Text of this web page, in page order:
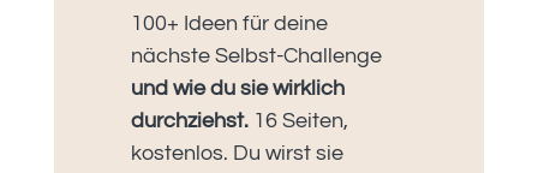
100+ Ideen für deine
nächste Selbst-Challenge
und wie du sie wirklich
durchziehst. 16 Seiten,
kostenlos. Du wirst sie